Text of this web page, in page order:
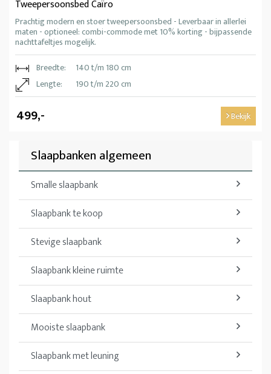
Tweepersoonsbed Caïro
Prachtig modern en stoer tweepersoonsbed - Leverbaar in allerlei
maten - optioneel: combi-commode met 10% korting - bijpassende
nachttafeltjes mogelijk.
Breedte:
140 t/m 180 cm
Lengte:
190 t/m 220 cm
499,- Bekijk
Slaapbanken algemeen
Smalle slaapbank
Slaapbank te koop
Stevige slaapbank
Slaapbank kleine ruimte
Slaapbank hout
Mooiste slaapbank
Slaapbank met leuning